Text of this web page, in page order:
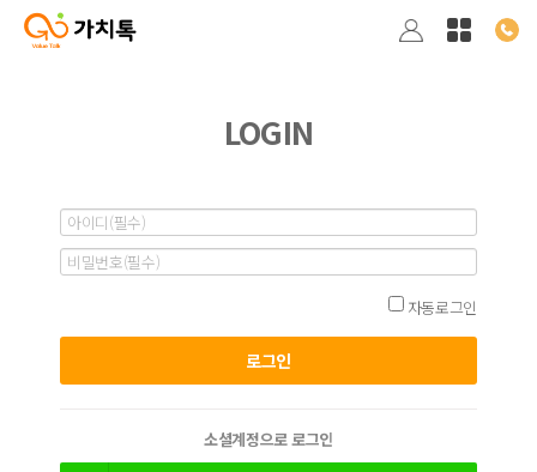
LOGIN
자동로그인
소셜계정으로 로그인